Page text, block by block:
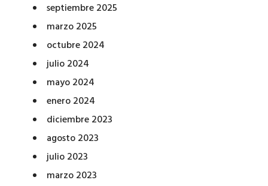
septiembre 2025
marzo 2025
octubre 2024
julio 2024
mayo 2024
enero 2024
diciembre 2023
agosto 2023
julio 2023
marzo 2023